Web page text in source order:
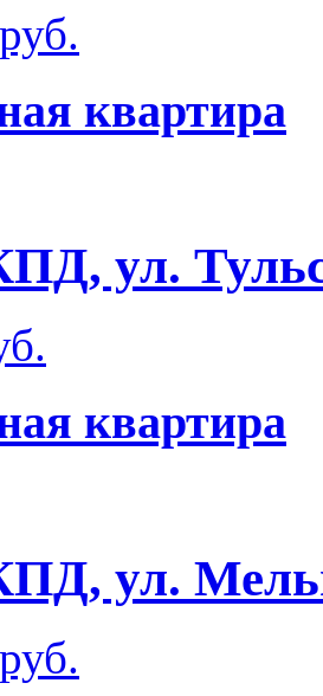
квартира
ул.
квартира
ул.